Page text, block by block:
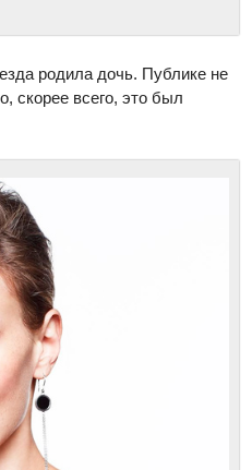
родила дочь. Публике не
скорее всего, это был